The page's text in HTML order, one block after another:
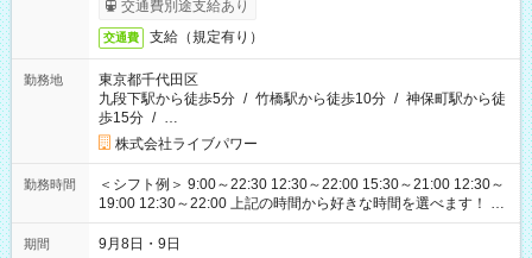
交通費別途支給あり
交通費 支給（規定有り）
勤務地
東京都千代田区
九段下駅から徒歩5分 / 竹橋駅から徒歩10分 / 神保町駅から徒
歩15分 / …
株式会社ライブパワー
勤務時間
＜シフト例＞ 9:00～22:30 12:30～22:00 15:30～21:00 12:30～
19:00 12:30～22:00 上記の時間から好きな時間を選べます！ ※
時間は変更となる可能性があります
期間 9月8日・9日